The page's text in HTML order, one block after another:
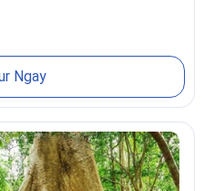
Ngay